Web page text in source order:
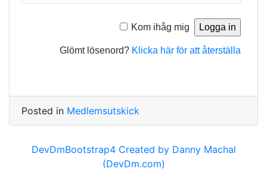
Kom ihåg mig
Glömt lösenord? Klicka här för att återställa
Posted in Medlemsutskick
DevDmBootstrap4 Created by Danny Machal
(DevDm.com)